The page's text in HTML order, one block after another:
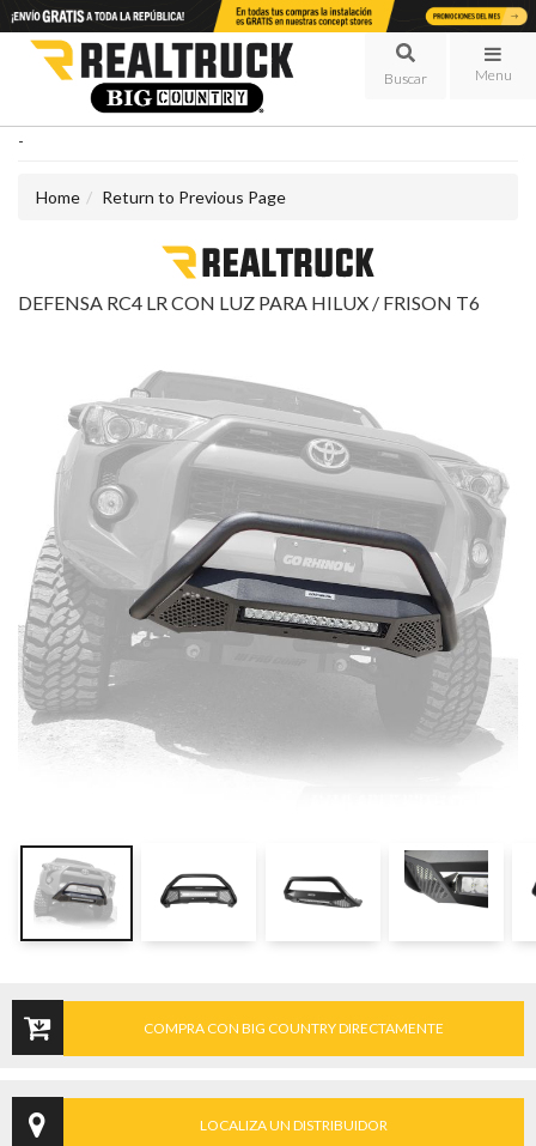
Menu
-
Home Return to Previous Page
DEFENSA RC4 LR CON LUZ PARA HILUX / FRISON T6
COMPRA CON BIG COUNTRY DIRECTAMENTE
LOCALIZA UN DISTRIBUIDOR